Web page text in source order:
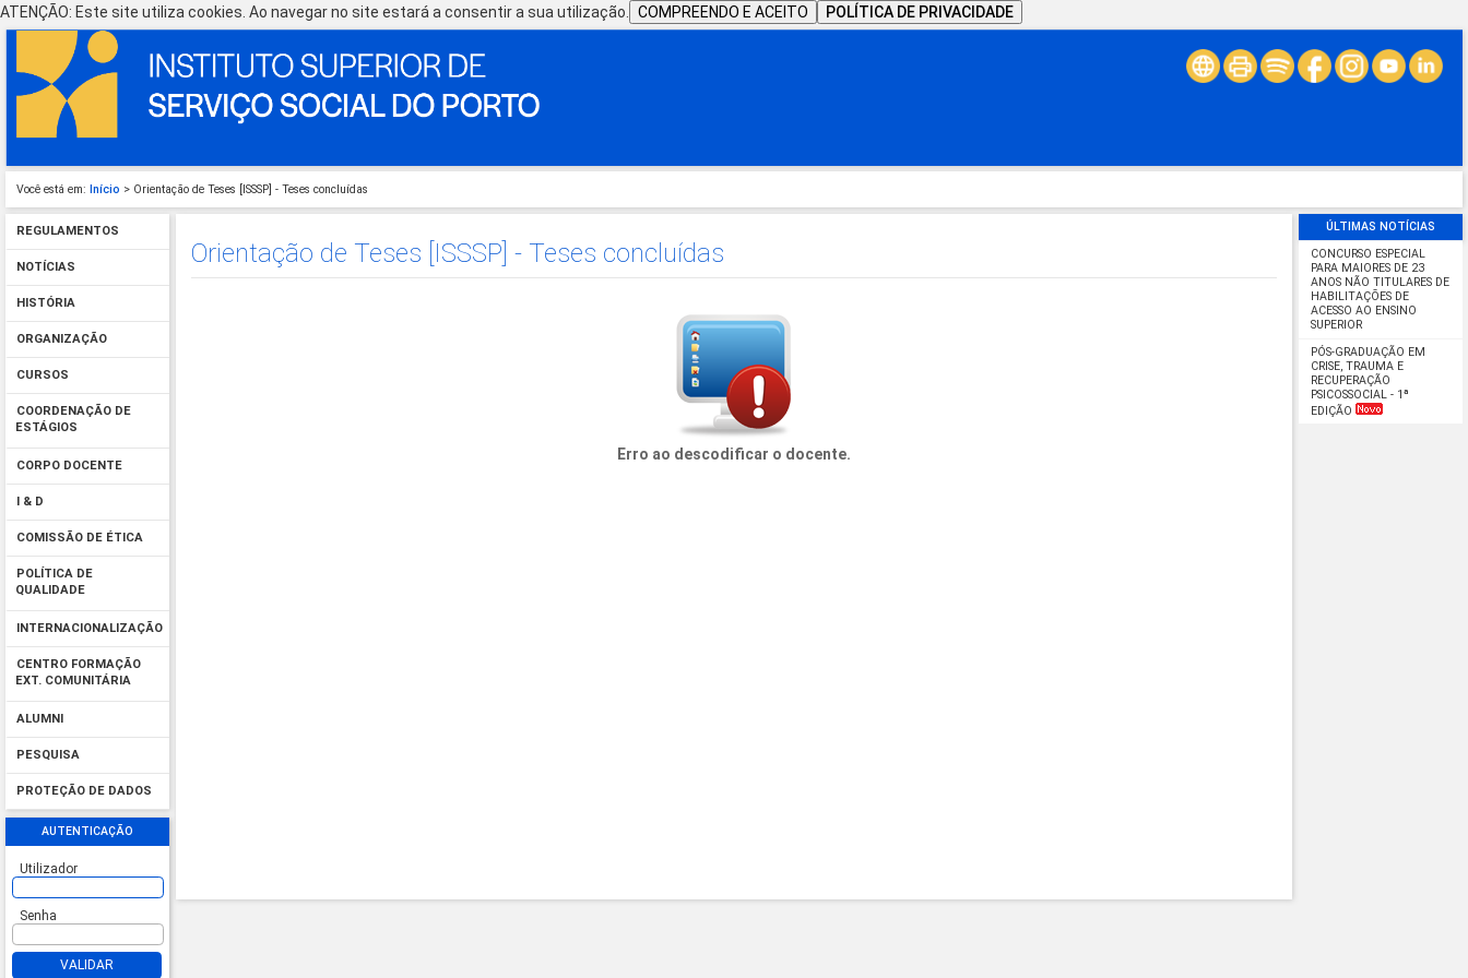
ATENÇÃO: Este site utiliza cookies. Ao navegar no site estará a consentir a sua utilização. COMPREENDO E ACEITO POLÍTICA DE PRIVACIDADE
Você está em: Início > Orientação de Teses [ISSSP] - Teses concluídas
REGULAMENTOS
NOTÍCIAS
HISTÓRIA
ORGANIZAÇÃO
CURSOS
COORDENAÇÃO DE
ESTÁGIOS
CORPO DOCENTE
I & D
COMISSÃO DE ÉTICA
POLÍTICA DE
QUALIDADE
INTERNACIONALIZAÇÃO
CENTRO FORMAÇÃO
EXT. COMUNITÁRIA
ALUMNI
PESQUISA
PROTEÇÃO DE DADOS
AUTENTICAÇÃO
Utilizador
Senha
VALIDAR
ÚLTIMAS NOTÍCIAS
CONCURSO ESPECIAL
PARA MAIORES DE 23
ANOS NÃO TITULARES DE
HABILITAÇÕES DE
ACESSO AO ENSINO
SUPERIOR
PÓS-GRADUAÇÃO EM
CRISE, TRAUMA E
RECUPERAÇÃO
PSICOSSOCIAL - 1ª
EDIÇÃO
Orientação de Teses [ISSSP] - Teses concluídas
Erro ao descodificar o docente.